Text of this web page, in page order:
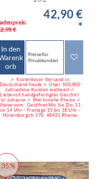
€
42,90 €
*
In den
orb
Preise für
Privatkunden
✓ Kostenloser Versand in
Deutschland heute ✓ Über 100.000
zufriedene Kunden weltweit ✓
Liebevoll handgefertigtes Geschirr
zuhause ✓ Werksnahe Preise ✓
: Geöffnet Mo. bis Do. 11
14 Uhr - Freitags 15 bis 18 Uhr -
Hünenborgstr.17b, 48431 Rheine